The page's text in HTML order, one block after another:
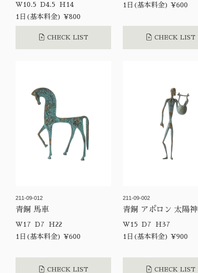
W10.5 D4.5 H14
1日(基本料金) ¥800
CHECK LIST
1日(基本料金) ¥600
CHECK LIST
211-09-012
青銅 馬車
W17 D7 H22
1日(基本料金) ¥600
CHECK LIST
211-09-002
青銅 アポロン 太陽神
W15 D7 H37
1日(基本料金) ¥900
CHECK LIST